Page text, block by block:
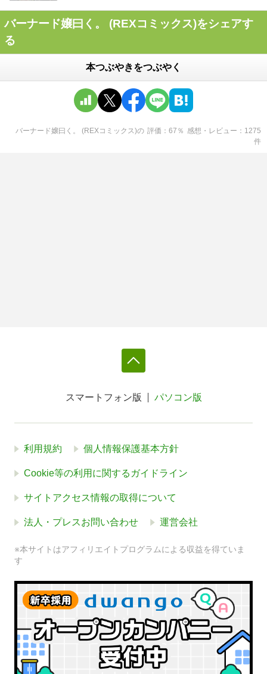
バーナード嬢曰く。 (REXコミックス)をシェアす
る
本つぶやきをつぶやく
バーナード嬢曰く。 (REXコミックス)の 評価 67 ％ 感想・レビュー
1275
件
スマートフォン版 パソコン版
利用規約 個人情報保護基本方針
Cookie等の利用に関するガイドライン
サイトアクセス情報の取得について
法人・プレスお問い合わせ 運営会社
※本サイトはアフィリエイトプログラムによる収益を得ていま
す